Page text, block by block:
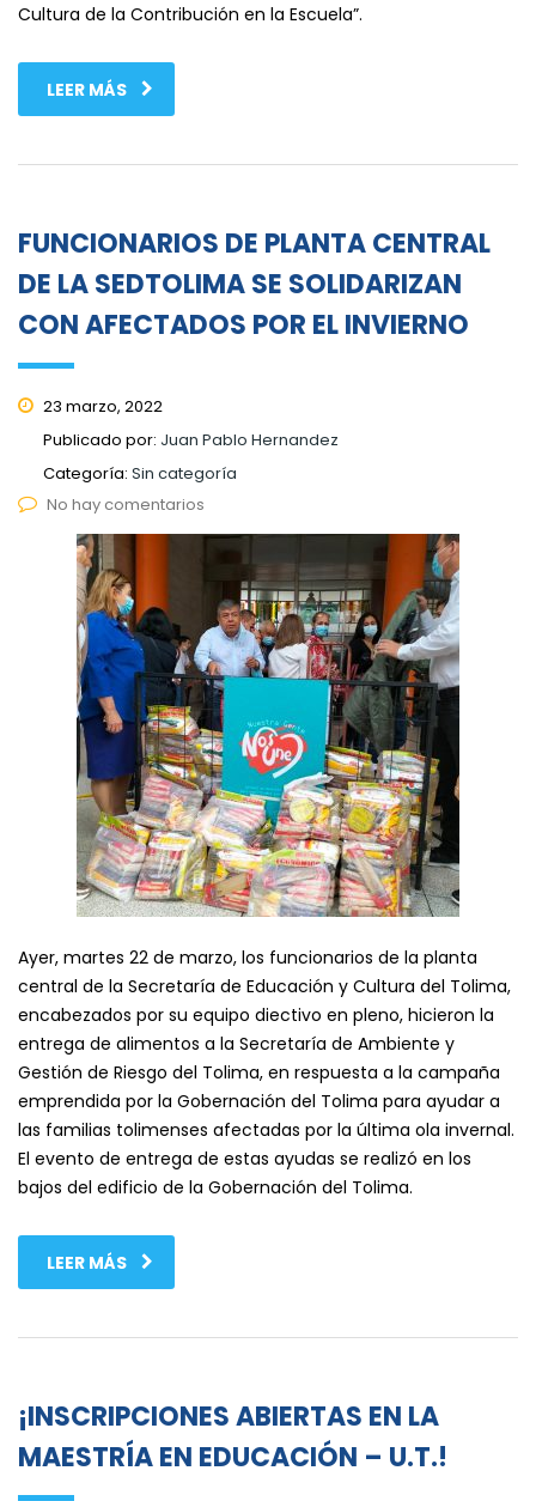
Cultura de la Contribución en la Escuela”.
LEER MÁS
FUNCIONARIOS DE PLANTA CENTRAL
DE LA SEDTOLIMA SE SOLIDARIZAN
CON AFECTADOS POR EL INVIERNO
23 marzo, 2022
Publicado por: Juan Pablo Hernandez
Categoría: Sin categoría
No hay comentarios
Ayer, martes 22 de marzo, los funcionarios de la planta
central de la Secretaría de Educación y Cultura del Tolima,
encabezados por su equipo diectivo en pleno, hicieron la
entrega de alimentos a la Secretaría de Ambiente y
Gestión de Riesgo del Tolima, en respuesta a la campaña
emprendida por la Gobernación del Tolima para ayudar a
las familias tolimenses afectadas por la última ola invernal.
El evento de entrega de estas ayudas se realizó en los
bajos del edificio de la Gobernación del Tolima.
LEER MÁS
¡INSCRIPCIONES ABIERTAS EN LA
MAESTRÍA EN EDUCACIÓN – U.T.!